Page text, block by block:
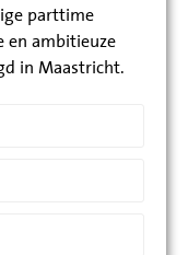
parttime
en ambitieuze
in Maastricht.